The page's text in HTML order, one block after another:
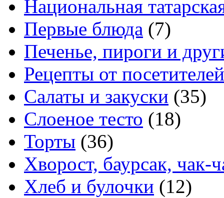
Национальная
Первые блюда (7)
Печенье, пироги и
Рецепты от посетителей
Салаты и закуски (35)
Слоеное тесто (18)
Торты (36)
Хворост, баурсак, чак-
Хлеб и булочки (12)